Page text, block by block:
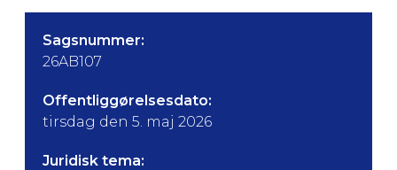
Sagsnummer:
26AB107
Offentliggørelsesdato:
tirsdag den 5. maj 2026
Juridisk tema: